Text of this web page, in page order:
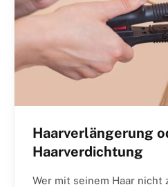
Haarverlängerung
Haarverdichtung
Wer mit seinem Haar nicht